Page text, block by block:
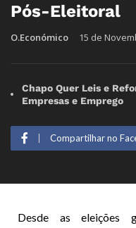
Pós-Eleitoral
O.Económico 15 de
Chapo Quer Leis e
Empresas e Emprego
Compartilhar no
Desde as eleições